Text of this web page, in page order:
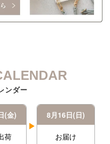
ンダー